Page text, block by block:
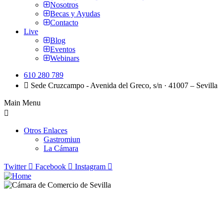
Nosotros
Becas y Ayudas
Contacto
Live
Blog
Eventos
Webinars
610 280 789
Sede Cruzcampo - Avenida del Greco, s/n · 41007 – Sevilla
Main Menu
Otros Enlaces
Gastromiun
La Cámara
Twitter Facebook Instagram